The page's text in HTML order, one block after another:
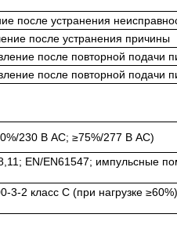
после устранения
после устранения причины
после повторной подачи
после повторной подачи
230 В AC; ≥75%/277 В AC)
EN/EN61547; импульсные
3-2 класс C (при нагрузке